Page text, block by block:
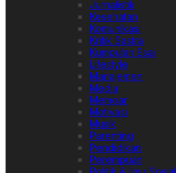
Jurnalistik
Kesehatan
Komunikasi
Kritik Sastra
Kumpulan Esai
Lifestyle
Manajemen
Media
Memoar
Motivasi
Musik
Parenting
Pendidikan
Perempuan